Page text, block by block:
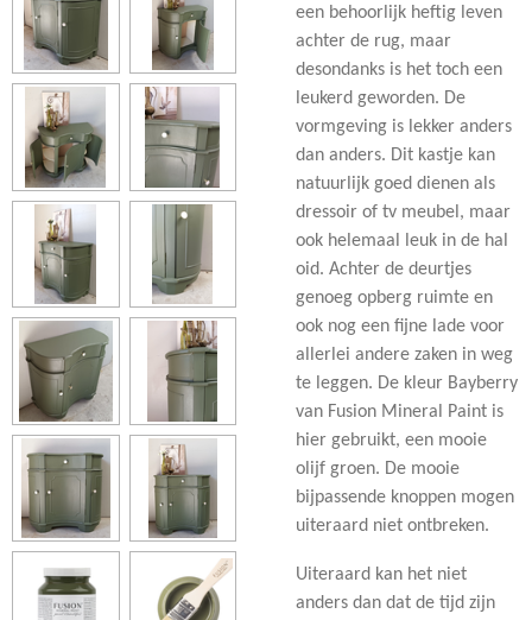
een behoorlijk heftig leven
achter de rug, maar
desondanks is het toch een
leukerd geworden. De
vormgeving is lekker anders
dan anders. Dit kastje kan
natuurlijk goed dienen als
dressoir of tv meubel, maar
ook helemaal leuk in de hal
oid. Achter de deurtjes
genoeg opberg ruimte en
ook nog een fijne lade voor
allerlei andere zaken in weg
te leggen. De kleur Bayberry
van Fusion Mineral Paint is
hier gebruikt, een mooie
olijf groen. De mooie
bijpassende knoppen mogen
uiteraard niet ontbreken.
Uiteraard kan het niet
anders dan dat de tijd zijn